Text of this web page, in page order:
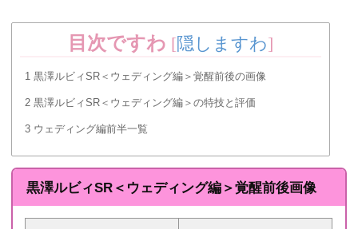
目次ですわ [隠しますわ]
1 黒澤ルビィSR＜ウェディング編＞覚醒前後の画像
2 黒澤ルビィSR＜ウェディング編＞の特技と評価
3 ウェディング編前半一覧
黒澤ルビィSR＜ウェディング編＞覚醒前後画像